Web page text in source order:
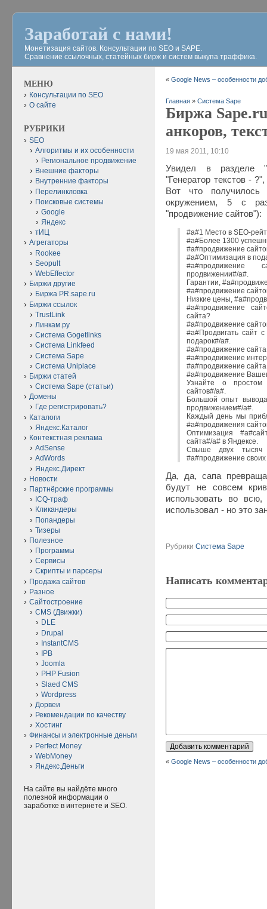
Заработай с нами!
Монетизация сайтов. Консультации по SEO и SAPE.
Сравнение ссылочных, статейных бирж и систем выкупа траффика.
«Google News – особенности
Главная »Система Sape
Биржа
анкоров,
19 мая 2011, 10:10
Увидел в разделе
"Генератор текстов -
Вот что получилось
окружением, 5 с
"продвижение сайтов"):
#a#1 Место в SEO-
#a#Более 1300
#a#продвижение
#a#Оптимизация в
продвижении#/a#.
Гарантии,
#a#продвижение
Низкие цены,
#a#продвижение
сайта?
#a#продвижение
#a#Продвигать сайт
подарок#/a#.
#a#продвижение
#a#продвижение
#a#продвижение
#a#продвижение
Узнайте о простом
сайтов#/a#.
Большой опыт
продвижением#/a#.
Каждый день мы
#a#продвижения
Оптимизация
сайта#/a# в Яндексе.
Свыше двух тысяч
#a#продвижение
Да, да, сапа
будут не совсем
использовать во
использовал - но это
РубрикиСистема Sape
Написать
«Google News – особенности
МЕНЮ
Консультации по SEO
О сайте
РУБРИКИ
SEO
Алгоритмы и их особенности
Региональное продвижение
Внешние факторы
Внутренние факторы
Перелинкловка
Поисковые системы
Google
Яндекс
тИЦ
Агрегаторы
Rookee
Seopult
WebEffector
Биржи другие
Биржа PR.sape.ru
Биржи ссылок
TrustLink
Линкам.ру
Система Gogetlinks
Система Linkfeed
Система Sape
Система Uniplace
Биржи статей
Система Sape (статьи)
Домены
Где регистрировать?
Каталоги
Яндекс.Каталог
Контекстная реклама
AdSense
AdWords
Яндекс.Директ
Новости
Партнёрские программы
ICQ-траф
Кликандеры
Попандеры
Тизеры
Полезное
Программы
Сервисы
Скрипты и парсеры
Продажа сайтов
Разное
Сайтостроение
CMS (Движки)
DLE
Drupal
InstantCMS
IPB
Joomla
PHP Fusion
Slaed CMS
Wordpress
Дорвеи
Рекомендации по качеству
Хостинг
Финансы и электронные деньги
Perfect Money
WebMoney
Яндекс.Деньги
На сайте вы найдёте много
полезной информации о
заработке в интернете и SEO.